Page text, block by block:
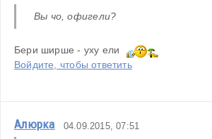
Вы чо, офигели?
Бери ширше - уху ели
Войдите, чтобы ответить
Алюрка 04.09.2015, 07:51